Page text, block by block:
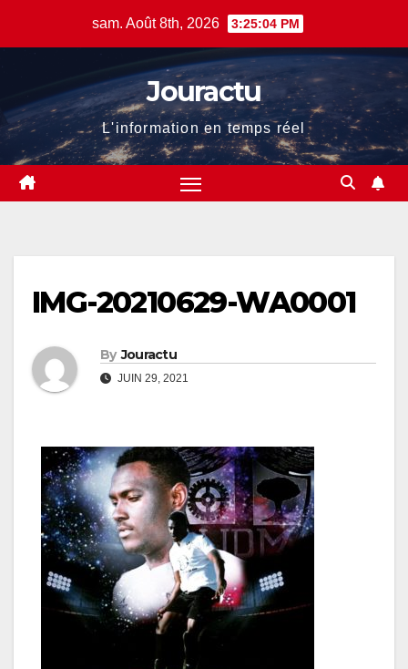
sam. Août 8th, 2026 3:25:04 PM
Jouractu
L'information en temps réel
IMG-20210629-WA0001
By Jouractu
JUIN 29, 2021